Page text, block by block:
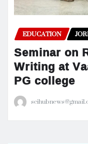
EDUCATION
Seminar on
Writing at
PG college